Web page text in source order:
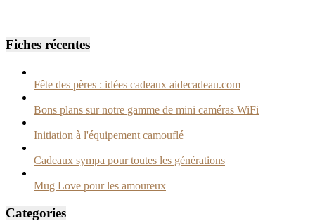
Fiches récentes
Fête des pères : idées cadeaux aidecadeau.com
Bons plans sur notre gamme de mini caméras WiFi
Initiation à l'équipement camouflé
Cadeaux sympa pour toutes les générations
Mug Love pour les amoureux
Categories